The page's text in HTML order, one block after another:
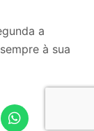
a
à sua